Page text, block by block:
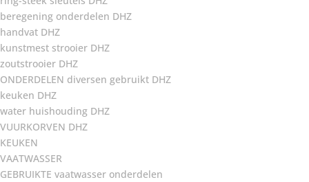
beregening onderdelen DHZ
handvat DHZ
kunstmest strooier DHZ
zoutstrooier DHZ
ONDERDELEN diversen gebruikt DHZ
keuken DHZ
water huishouding DHZ
VUURKORVEN DHZ
KEUKEN
VAATWASSER
GEBRUIKTE vaatwasser onderdelen